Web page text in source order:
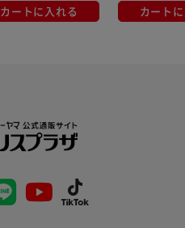
カートに入れる カート